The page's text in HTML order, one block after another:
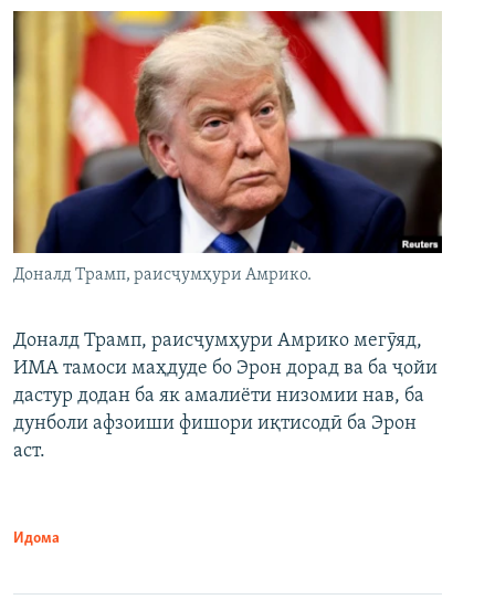
Доналд Трамп, раисҷумҳури Амрико.
Доналд Трамп, раисҷумҳури Амрико мегӯяд,
ИМА тамоси маҳдуде бо Эрон дорад ва ба ҷойи
дастур додан ба як амалиёти низомии нав, ба
дунболи афзоиши фишори иқтисодӣ ба Эрон
аст.
Идома